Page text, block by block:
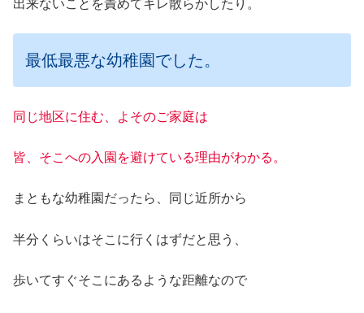
出来ないことを責めてキレ散らかしたり。
最低最悪な幼稚園でした。
同じ地区に住む、よそのご家庭は
皆、そこへの入園を避けている理由がわかる。
まともな幼稚園だったら、同じ近所から
半分くらいはそこに行くはずだと思う、
歩いてすぐそこにあるような距離なので